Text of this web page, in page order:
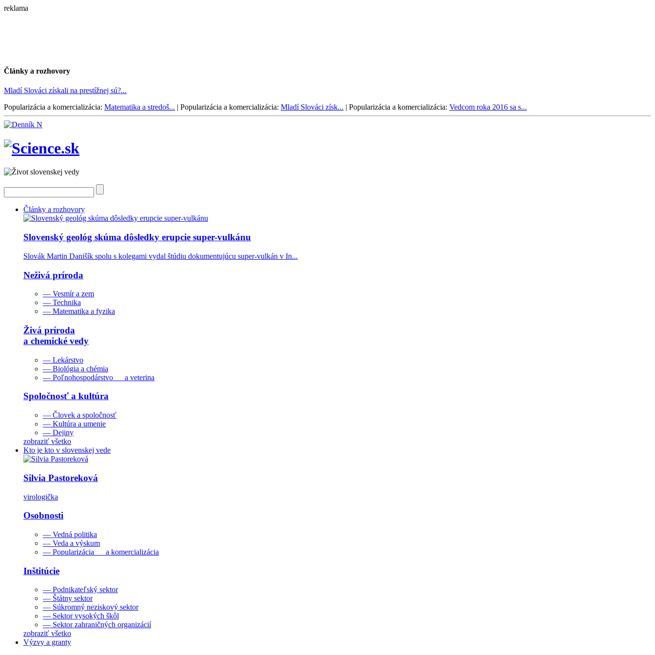
reklama
Články a rozhovory
Mladí Slováci získali na prestížnej sú?...
Popularizácia a komercializácia: Matematika a stredoš... | Popularizácia a komercializácia: Mladí Slováci získ... | Popularizácia a komercializácia: Vedcom roka 2016 sa s...
Články a rozhovory
Slovenský geológ skúma dôsledky erupcie super-vulkánu
Slovák Martin Danišík spolu s kolegami vydal štúdiu dokumentujúcu super-vulkán v In...
Neživá príroda
— Vesmír a zem
— Technika
— Matematika a fyzika
Živá príroda
a chemické vedy
— Lekárstvo
— Biológia a chémia
— Poľnohospodárstvo a veterina
Spoločnosť a kultúra
— Človek a spoločnosť
— Kultúra a umenie
— Dejiny
zobraziť všetko
Kto je kto v slovenskej vede
Silvia Pastoreková
virologička
Osobnosti
— Vedná politika
— Veda a výskum
— Popularizácia a komercializácia
Inštitúcie
— Podnikateľský sektor
— Štátny sektor
— Súkromný neziskový sektor
— Sektor vysokých škôl
— Sektor zahraničných organizácií
zobraziť všetko
Výzvy a granty